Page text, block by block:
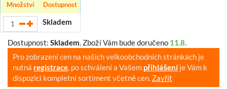
Množství Dostupnost
Skladem
Dostupnost: Skladem. Zboží Vám bude doručeno 11.8.
Pro zobrazení cen na našich velkoobchodních stránkách je
nutná registrace, po schválení a Vašem přihlášeníje Vám k
dispozici kompletní sortiment včetně cen. Zavřít